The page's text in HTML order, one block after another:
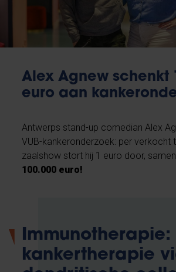
Alex Agnew schenkt
euro aan
Antwerps stand-up comedian Alex
VUB-kankeronderzoek: per verkocht
zaalshow stort hij 1 euro door,
100.000 euro!
Immunotherapie:
kankertherapie